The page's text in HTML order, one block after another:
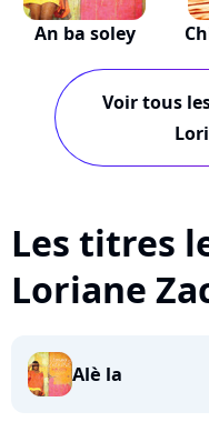
An ba soley
Voir tous
Les titres
Loriane
Alè la